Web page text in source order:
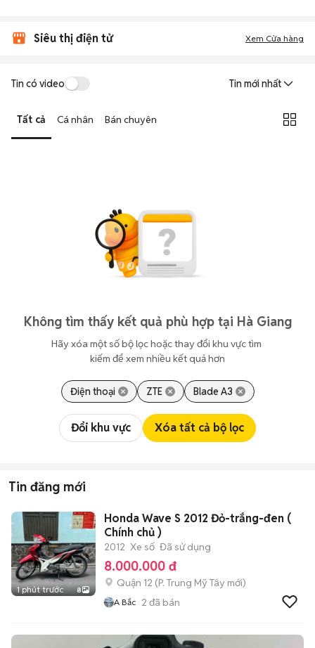
Siêu thị điện tử Xem Cửa hàng
Tin có video Tin mới nhất
Tất cả Cá nhân Bán chuyên
Không tìm thấy kết quả phù hợp tại Hà Giang
Hãy xóa một số bộ lọc hoặc thay đổi khu vực tìm
kiếm để xem nhiều kết quả hơn
Điện thoại ZTE Blade A3
Đổi khu vực Xóa tất cả bộ lọc
Tin đăng mới
1 phút trước 8
Honda Wave S 2012 Đỏ-trắng-đen (
Chính chủ )
2012 Xe số Đã sử dụng
8.000.000 đ
Quận 12 (P. Trung Mỹ Tây mới)
A Bắc 2 đã bán